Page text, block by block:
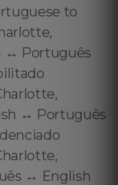
to
↔️ Português
↔️ Português
↔️ English